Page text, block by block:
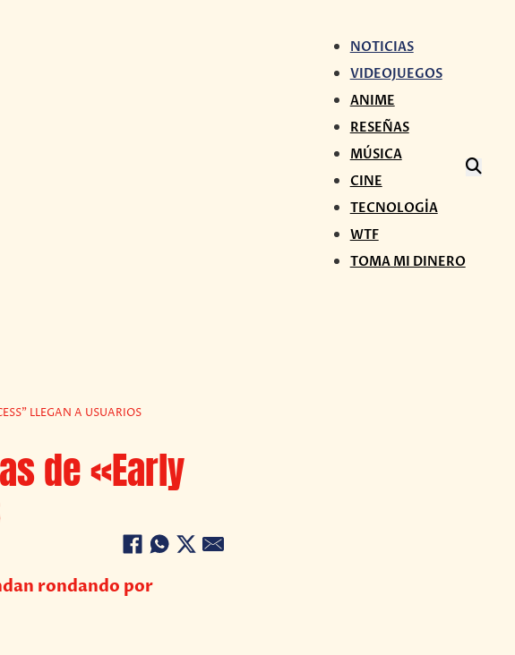
NOTICIAS
VIDEOJUEGOS
ANIME
RESEÑAS
MÚSICA
CINE
TECNOLOGÍA
WTF
TOMA MI DINERO
LLEGAN A USUARIOS
de «Early
rondando por